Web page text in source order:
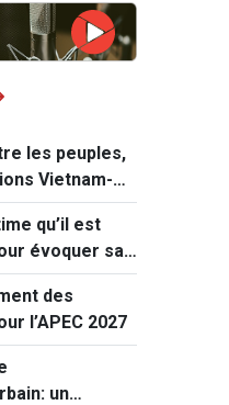
les peuples,
Vietnam-
qu’il est
évoquer sa
des
l’APEC 2027
un